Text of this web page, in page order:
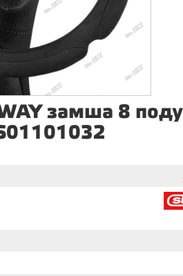
замша 8